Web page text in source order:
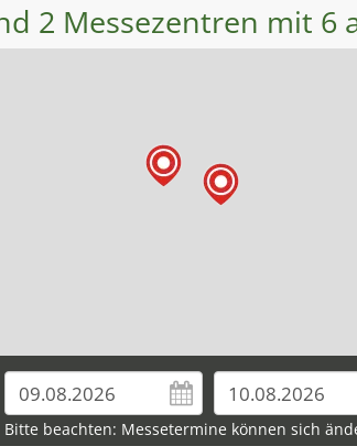
2 Messezentren mit 6
Bitte beachten: Messetermine können sich